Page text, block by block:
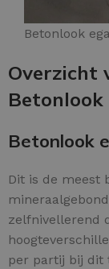
Betonlook
Overzicht
Betonlook
Betonlook
Dit is de meest
zelfnivellerend
per partij bij dit